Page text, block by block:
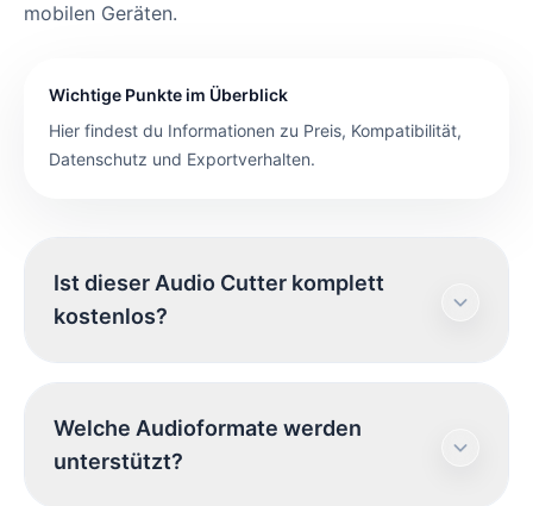
mobilen Geräten.
Wichtige Punkte im Überblick
Hier findest du Informationen zu Preis, Kompatibilität,
Datenschutz und Exportverhalten.
Ist dieser Audio Cutter komplett
kostenlos?
und zuschneiden, ohne Registrierung.
Welche Audioformate werden
unterstützt?